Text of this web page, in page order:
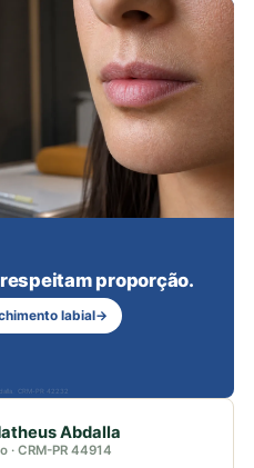
respeitam proporção.
labial→
CRM-PR 42232
Abdalla
· CRM-PR 44914